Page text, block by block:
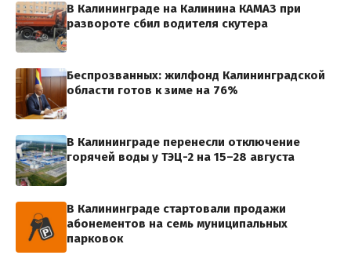
В Калининграде на Калинина КАМАЗ при
развороте сбил водителя скутера
Беспрозванных: жилфонд Калининградской
области готов к зиме на 76%
В Калининграде перенесли отключение
горячей воды у ТЭЦ-2 на 15–28 августа
В Калининграде стартовали продажи
абонементов на семь муниципальных
парковок